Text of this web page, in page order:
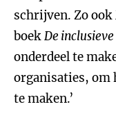
schrijven. Zo
boekDe
onderdeel te
organisaties, om
te maken.’